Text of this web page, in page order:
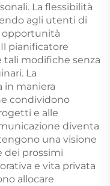
La flessibilità
agli utenti di
opportunità
pianificatore
modifiche senza
La
in maniera
condividono
e alle
diventa
una visione
dei prossimi
e vita privata
allocare